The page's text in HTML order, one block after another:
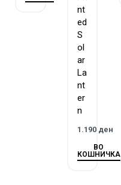
nt
ed
S
ol
ar
La
nt
er
n
1.190 ден
ВО
КОШНИЧКА